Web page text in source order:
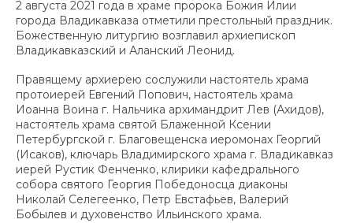
2 августа 2021 года в храме пророка Божия Илии
города Владикавказа отметили престольный праздник.
Божественную литургию возглавил архиепископ
Владикавказский и Аланский Леонид.
Правящему архиерею сослужили настоятель храма
протоиерей Евгений Попович, настоятель храма
Иоанна Воина г. Нальчика архимандрит Лев (Ахидов),
настоятель храма святой Блаженной Ксении
Петербургской г. Благовещенска иеромонах Георгий
(Исаков), ключарь Владимирского храма г. Владикавказ
иерей Рустик Фенченко, клирики кафедрального
собора святого Георгия Победоносца диаконы
Николай Селегеенко, Петр Евстафьев, Валерий
Бобылев и духовенство Ильинского храма.